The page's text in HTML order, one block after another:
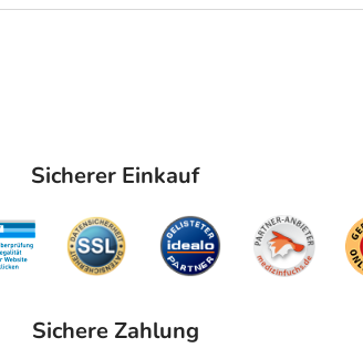
Sicherer Einkauf
Sichere Zahlung